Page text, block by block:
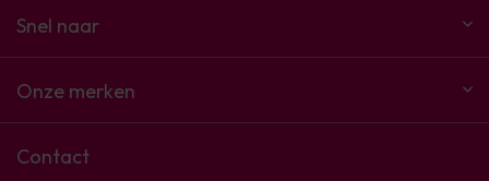
Snel naar
Onze merken
Contact